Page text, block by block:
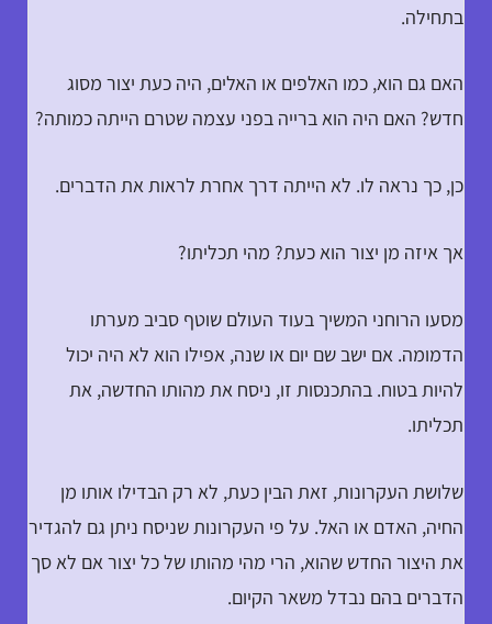
בתחילה.
האם גם הוא, כמו האלפים או האלים, היה כעת יצור מסוג
חדש? האם היה הוא ברייה בפני עצמה שטרם הייתה כמותה?
כן, כך נראה לו. לא הייתה דרך אחרת לראות את הדברים.
אך איזה מן יצור הוא כעת? מהי תכליתו?
מסעו הרוחני המשיך בעוד העולם שוטף סביב מערתו
הדמומה. אם ישב שם יום או שנה, אפילו הוא לא היה יכול
להיות בטוח. בהתכנסות זו, ניסח את מהותו החדשה, את
תכליתו.
שלושת העקרונות, זאת הבין כעת, לא רק הבדילו אותו מן
החיה, האדם או האל. על פי העקרונות שניסח ניתן גם להגדיר
את היצור החדש שהוא, הרי מהי מהותו של כל יצור אם לא סך
הדברים בהם נבדל משאר הקיום.